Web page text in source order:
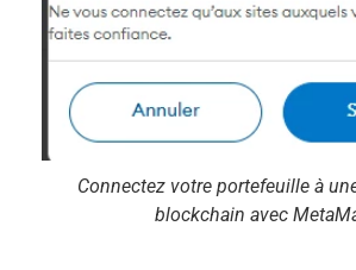
Connectez votre portefeuille à
blockchain avec